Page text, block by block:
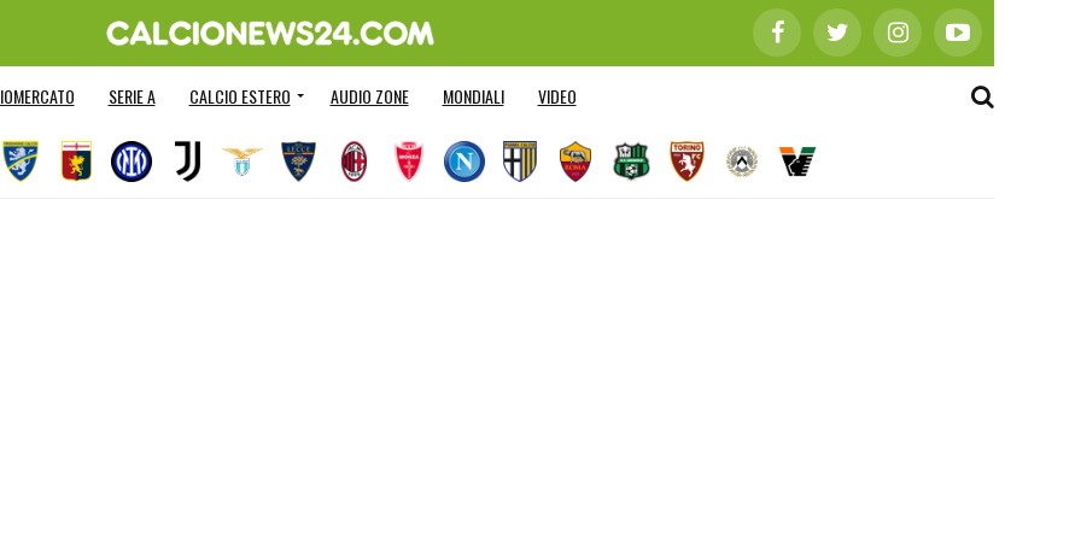
SERIE A CALCIO ESTERO AUDIO ZONE MONDIALI VIDEO